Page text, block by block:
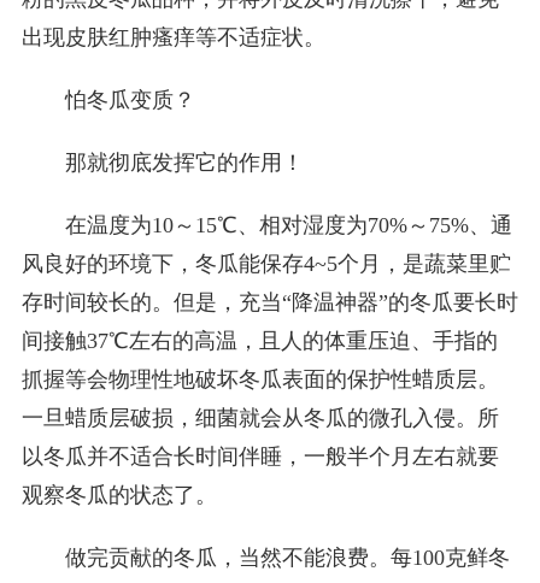
出现皮肤红肿瘙痒等不适症状。
怕冬瓜变质？
那就彻底发挥它的作用！
在温度为10～15℃、相对湿度为70%～75%、通
风良好的环境下，冬瓜能保存4~5个月，是蔬菜里贮
存时间较长的。但是，充当“降温神器”的冬瓜要长时
间接触37℃左右的高温，且人的体重压迫、手指的
抓握等会物理性地破坏冬瓜表面的保护性蜡质层。
一旦蜡质层破损，细菌就会从冬瓜的微孔入侵。所
以冬瓜并不适合长时间伴睡，一般半个月左右就要
观察冬瓜的状态了。
做完贡献的冬瓜，当然不能浪费。每100克鲜冬